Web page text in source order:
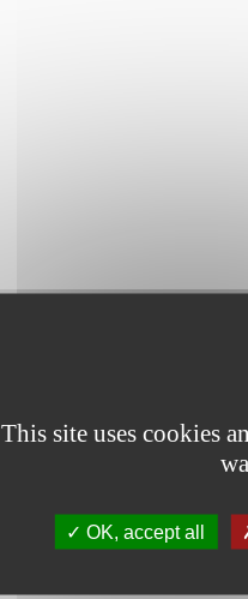
This site uses cookies
OK, accept all